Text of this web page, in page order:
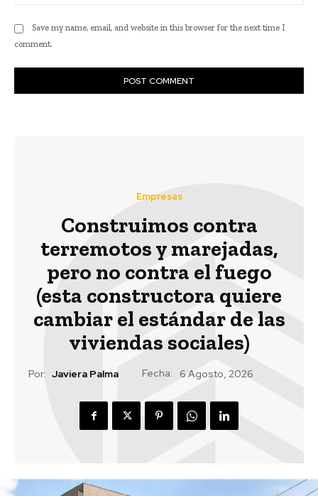
Save my name, email, and website in this browser for the next time I
comment.